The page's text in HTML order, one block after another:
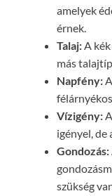
amelyek
érnek.
Talaj: A
más
Napfény:
Vízigény:
igényel, de
Gondozás:
szükség